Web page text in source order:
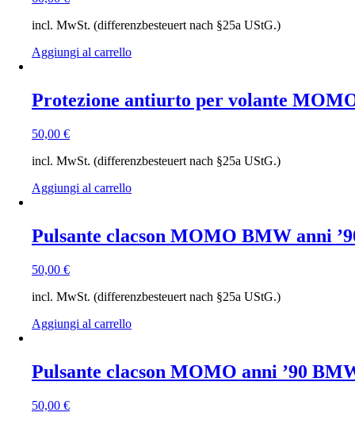
incl. MwSt. (differenzbesteuert nach §25a UStG.)
Aggiungi al carrello
Protezione antiurto per volante
50,00 €
incl. MwSt. (differenzbesteuert nach §25a UStG.)
Aggiungi al carrello
Pulsante clacson MOMO BMW anni
50,00 €
incl. MwSt. (differenzbesteuert nach §25a UStG.)
Aggiungi al carrello
Pulsante clacson MOMO anni ’90
50,00 €